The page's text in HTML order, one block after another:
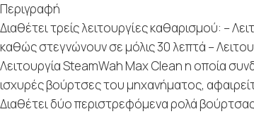
Περιγραφή
Διαθέτει τρείς λειτουργίες καθαρισμού: –
καθώς στεγνώνουν σε μόλις 30 λεπτά –
Λειτουργία SteamWah Max Clean η οποία
ισχυρές βούρτσες του μηχανήματος,
Διαθέτει δύο περιστρεφόμενα ρολά